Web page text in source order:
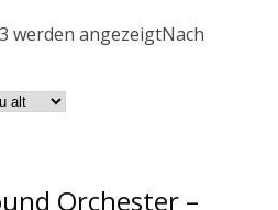
werden angezeigtNach
Orchester –